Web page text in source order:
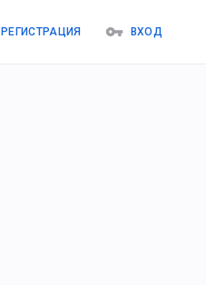
РЕГИСТРАЦИЯ ВХОД